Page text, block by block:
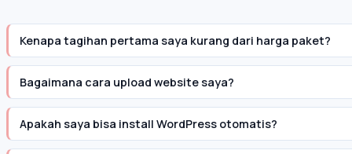
Kenapa tagihan pertama saya kurang dari harga paket?
Bagaimana cara upload website saya?
Apakah saya bisa install WordPress otomatis?